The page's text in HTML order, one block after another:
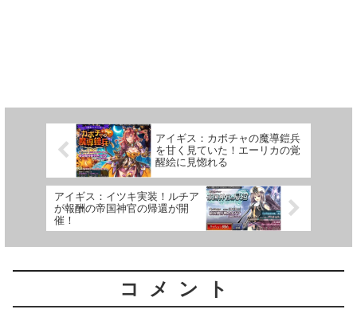
アイギス：カボチャの魔導鎧兵
を甘く見ていた！エーリカの覚
醒絵に見惚れる
アイギス：イツキ実装！ルチア
が報酬の帝国神官の帰還が開
催！
コメント